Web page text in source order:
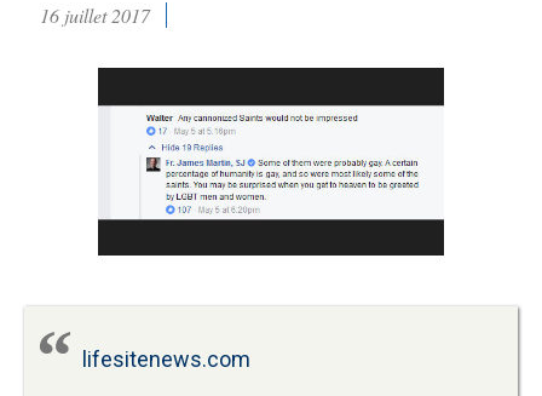
16 juillet 2017
lifesitenews.com